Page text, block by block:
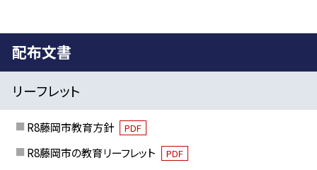
配布文書
リーフレット
R8藤岡市教育方針 PDF
R8藤岡市の教育リーフレット PDF